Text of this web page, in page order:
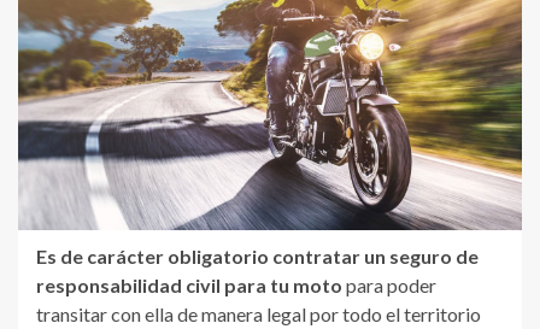
Es de carácter obligatorio contratar un seguro de
responsabilidad civil para tu moto para poder
transitar con ella de manera legal por todo el territorio